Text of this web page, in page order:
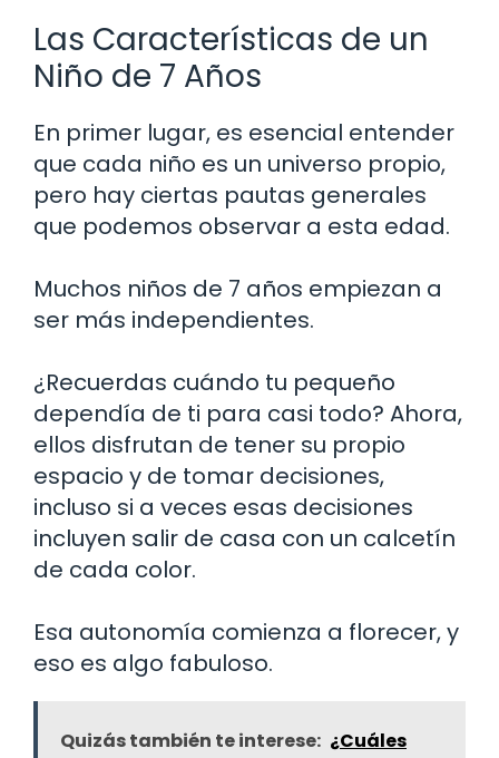
Las Características de un
Niño de 7 Años
En primer lugar, es esencial entender
que cada niño es un universo propio,
pero hay ciertas pautas generales
que podemos observar a esta edad.
Muchos niños de 7 años empiezan a
ser más independientes.
¿Recuerdas cuándo tu pequeño
dependía de ti para casi todo? Ahora,
ellos disfrutan de tener su propio
espacio y de tomar decisiones,
incluso si a veces esas decisiones
incluyen salir de casa con un calcetín
de cada color.
Esa autonomía comienza a florecer, y
eso es algo fabuloso.
Quizás también te interese: ¿Cuáles